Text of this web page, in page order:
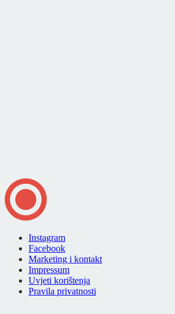
Instagram
Facebook
Marketing i kontakt
Impressum
Uvjeti korištenja
Pravila privatnosti